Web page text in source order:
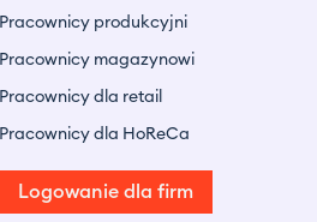
Pracownicy produkcyjni
Pracownicy magazynowi
Pracownicy dla retail
Pracownicy dla HoReCa
Logowanie dla firm